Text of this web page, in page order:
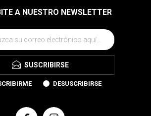
A NUESTRO NEWSLETTER
SUSCRIBIRSE
DESUSCRIBIRSE